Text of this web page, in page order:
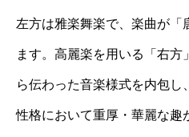
左方は雅楽舞楽で、楽曲が「
ます。高麗楽を用いる「右
ら伝わった音楽様式を内包
性格において重厚・華麗な趣